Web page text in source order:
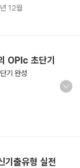
12월
OPIc 초단기
기 완성
기출유형 실전